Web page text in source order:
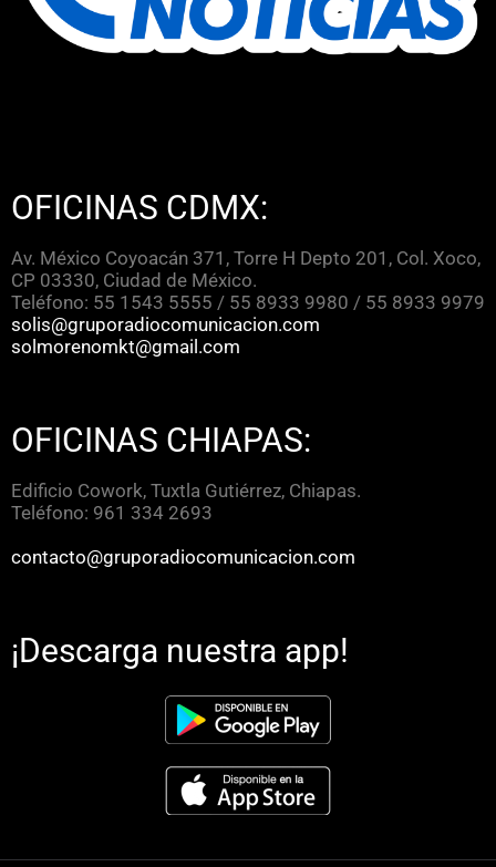
OFICINAS CDMX:
Av. México Coyoacán 371, Torre H Depto 201, Col. Xoco,
CP 03330, Ciudad de México.
Teléfono: 55 1543 5555 / 55 8933 9980 / 55 8933 9979
solis@gruporadiocomunicacion.com
solmorenomkt@gmail.com
OFICINAS CHIAPAS:
Edificio Cowork, Tuxtla Gutiérrez, Chiapas.
Teléfono: 961 334 2693
contacto@gruporadiocomunicacion.com
¡Descarga nuestra app!